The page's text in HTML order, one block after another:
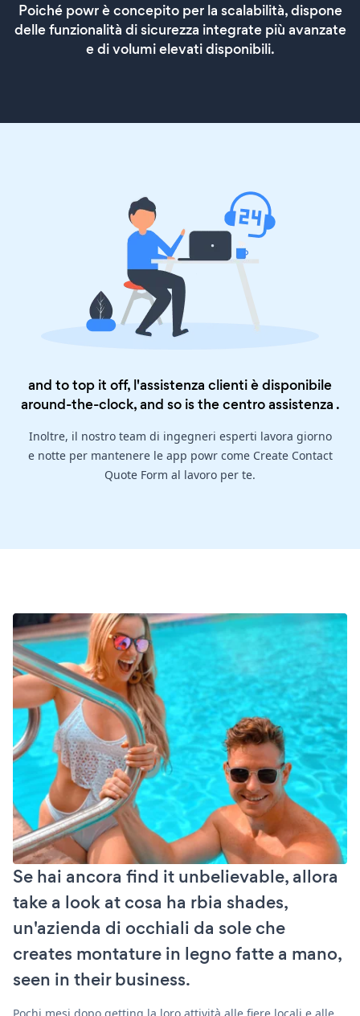
Poiché powr è concepito per la scalabilità, dispone
delle funzionalità di sicurezza integrate più avanzate
e di volumi elevati disponibili.
and to top it off, l'assistenza clienti è disponibile
around-the-clock, and so is thecentro assistenza .
Inoltre, il nostro team di ingegneri esperti lavora giorno
e notte per mantenere le app powr come Create Contact
Quote Form al lavoro per te.
Se hai ancora find it unbelievable, allora
take a look at cosa ha rbia shades,
un'azienda di occhiali da sole che
creates montature in legno fatte a mano,
seen in their business.